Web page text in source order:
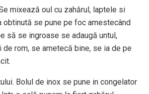
mixează oul cu zahărul, laptele si
obtinută se pune pe foc amestecând
să se ingroase se adaugă untul,
rom, se ametecă bine, se ia de pe
Bolul de inox se pune in congelator